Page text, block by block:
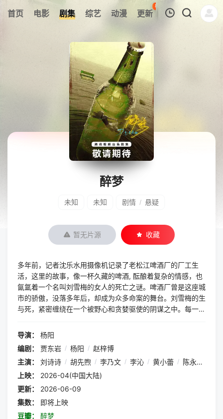
首页 电影 剧集 综艺 动漫 更新
87
热榜 APP
我的观影记录
暂无观看影片的记录
醉梦
未知 未知 剧情 / 悬疑
暂无片源 收藏
多年前，记者沈乐水用摄像机记录了老松江啤酒厂的厂工生
活，这里的故事，像一杯久藏的啤酒, 酝酿着复杂的情感，也
氤氲着一个名叫刘雪梅的女人的死亡之谜。啤酒厂曾是这座城
市的骄傲，没落多年后，却成为众多命案的舞台。刘雪梅的生
与死，紧密缠绕在一个被野心和贪婪驱使的阴谋之中。每一个
眼的角落。一个潜伏多年的幽灵，策划着一场血色的复仇 。
的轮回终于在一起突如其来又似乎源自宿命的意外中到达终
点。沈乐水也再次扛起摄像机，记录下这其中跨越了时间的人
性挣扎。
导演：
杨阳
编剧：
贾东岩 / 杨阳 / 赵梓博
主演：
刘诗诗 / 胡先煦 / 李乃文 / 李沁 / 黄小蕾 / 陈永胜
上映：
2026-04(中国大陆)
更新：
2026-06-09
集数：
即将上映
豆瓣：
醉梦